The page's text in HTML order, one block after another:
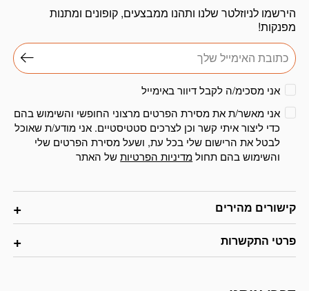
קישורים מהירים
פרטי התקשרות
הירשמו לניוזלטר שלנו ותהנו ממבצעים, קופונים ומתנות
מפנקות!
אני מסכימ/ה לקבל דיוור באימייל
אני מאשר/ת את מסירת הפרטים מרצוני החופשי והשימוש בהם
כדי ליצור איתי קשר וכן לצרכים סטטיסטיים. אני מודע/ת שאוכל
לבטל את הרישום שלי בכל עת, ושעל מסירת הפרטים שלי
והשימוש בהם תחולמדיניות הפרטיותשל האתר